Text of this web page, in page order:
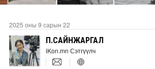
2025 оны 9 сарын 22
П.САЙНЖАРГАЛ
iKon.mn Сэтгүүлч